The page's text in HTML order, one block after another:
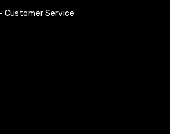
Customer Service